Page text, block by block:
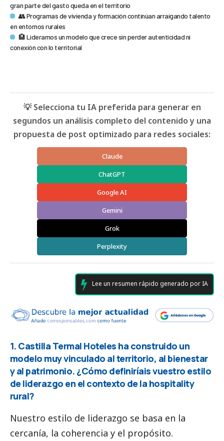
gran parte del gasto queda en el territorio
👥 Programas de vivienda y formación continúan arraigando talento
en entornos rurales
🏨 Lideramos un modelo que crece sin perder autenticidad ni
conexión con lo territorial
💡 Selecciona tu IA preferida para generar en
segundos un análisis completo del contenido y una
propuesta de post optimizado para redes sociales:
Claude
ChatGPT
Google AI
Gemini
Grok
Perplexity
Lee un resumen rápido generado por IA
1. Castilla Termal Hoteles ha construido un
modelo muy vinculado al territorio, al bienestar
y al patrimonio. ¿Cómo definiríais vuestro estilo
de liderazgo en el contexto de la hospitality
rural?
Nuestro estilo de liderazgo se basa en la
cercanía, la coherencia y el propósito.